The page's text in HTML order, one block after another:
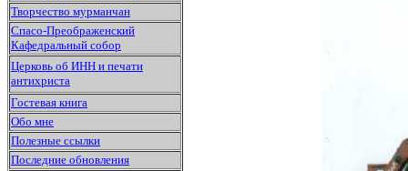
Творчество мурманчан
Спасо-Преображенский
Кафедральный собор
Церковь об ИНН и печати
антихриста
Гостевая книга
Обо мне
Полезные ссылки
Последние обновления